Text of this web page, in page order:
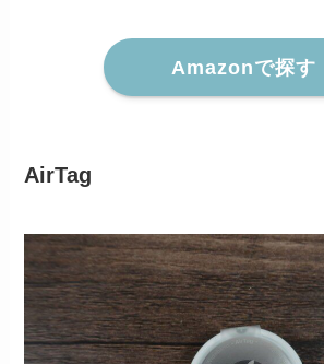
Amazonで探す
AirTag